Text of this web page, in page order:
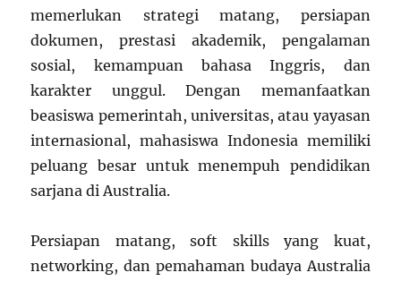
memerlukan strategi matang, persiapan
dokumen, prestasi akademik, pengalaman
sosial, kemampuan bahasa Inggris, dan
karakter unggul. Dengan memanfaatkan
beasiswa pemerintah, universitas, atau yayasan
internasional, mahasiswa Indonesia memiliki
peluang besar untuk menempuh pendidikan
sarjana di Australia.
Persiapan matang, soft skills yang kuat,
networking, dan pemahaman budaya Australia